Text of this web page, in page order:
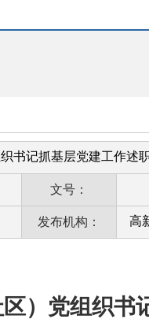
书记抓基层党建工作述
文号：
发布机构： 高
）党组织